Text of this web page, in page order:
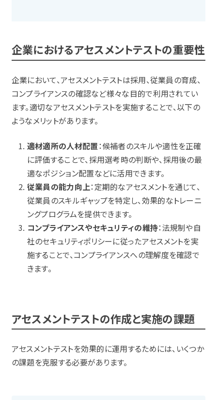
企業におけるアセスメントテストの重要性
企業において、アセスメントテストは採用、従業員の育成、
コンプライアンスの確認など様々な目的で利用されてい
ます。適切なアセスメントテストを実施することで、以下の
ようなメリットがあります。
適材適所の人材配置 ：候補者のスキルや適性を正確
に評価することで、採用選考時の判断や、採用後の最
適なポジション配置などに活用できます。
従業員の能力向上：定期的なアセスメントを通じて、
従業員のスキルギャップを特定し、効果的なトレーニ
ングプログラムを提供できます。
コンプライアンスやセキュリティの維持：法規制や自
社のセキュリティポリシーに従ったアセスメントを実
施することで、コンプライアンスへの理解度を確認で
きます。
アセスメントテストの作成と実施の課題
アセスメントテストを効果的に運用するためには、いくつか
の課題を克服する必要があります。